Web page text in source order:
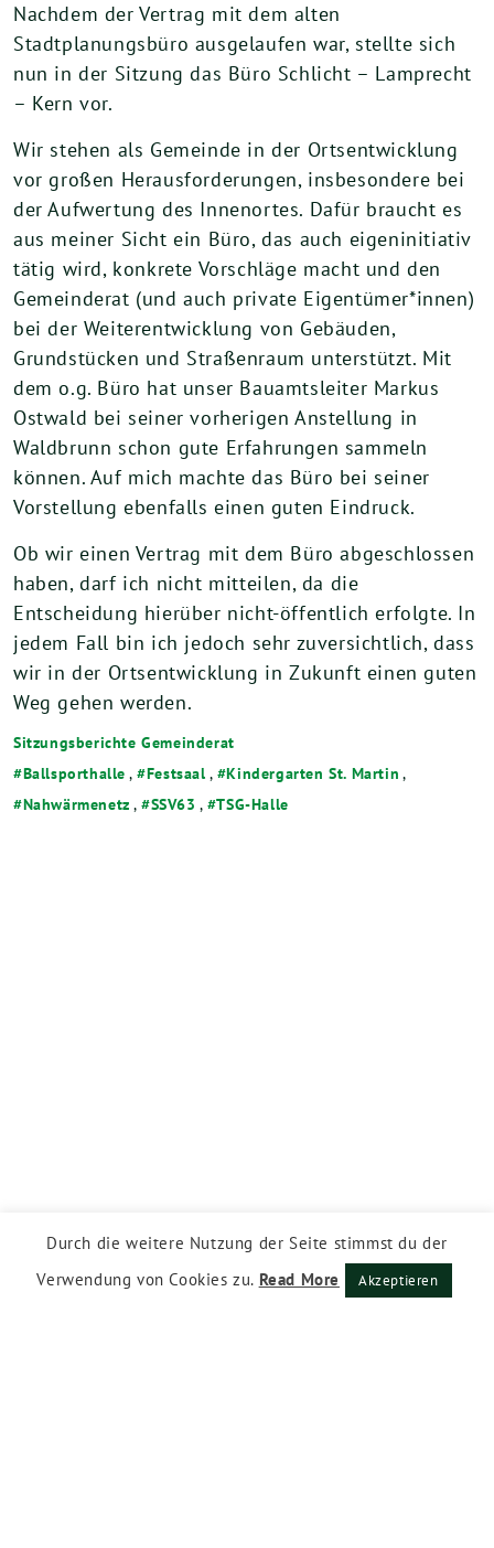
Nachdem der Vertrag mit dem alten
Stadtplanungsbüro ausgelaufen war, stellte sich
nun in der Sitzung das Büro Schlicht – Lamprecht
– Kern vor.
Wir stehen als Gemeinde in der Ortsentwicklung
vor großen Herausforderungen, insbesondere bei
der Aufwertung des Innenortes. Dafür braucht es
aus meiner Sicht ein Büro, das auch eigeninitiativ
tätig wird, konkrete Vorschläge macht und den
Gemeinderat (und auch private Eigentümer*innen)
bei der Weiterentwicklung von Gebäuden,
Grundstücken und Straßenraum unterstützt. Mit
dem o.g. Büro hat unser Bauamtsleiter Markus
Ostwald bei seiner vorherigen Anstellung in
Waldbrunn schon gute Erfahrungen sammeln
können. Auf mich machte das Büro bei seiner
Vorstellung ebenfalls einen guten Eindruck.
Ob wir einen Vertrag mit dem Büro abgeschlossen
haben, darf ich nicht mitteilen, da die
Entscheidung hierüber nicht-öffentlich erfolgte. In
jedem Fall bin ich jedoch sehr zuversichtlich, dass
wir in der Ortsentwicklung in Zukunft einen guten
Weg gehen werden.
Sitzungsberichte Gemeinderat
Ballsporthalle , Festsaal , Kindergarten St. Martin ,
Nahwärmenetz , SSV63 , TSG-Halle
Durch die weitere Nutzung der Seite stimmst du der
Verwendung von Cookies zu. Read More Akzeptieren